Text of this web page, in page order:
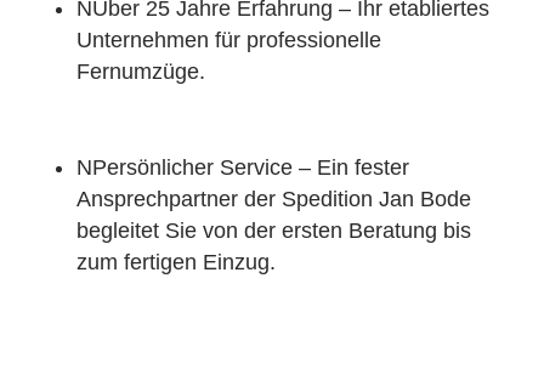
NÜber 25 Jahre Erfahrung – Ihr etabliertes
Unternehmen für professionelle
Fernumzüge.
NPersönlicher Service – Ein fester
Ansprechpartner der Spedition Jan Bode
begleitet Sie von der ersten Beratung bis
zum fertigen Einzug.